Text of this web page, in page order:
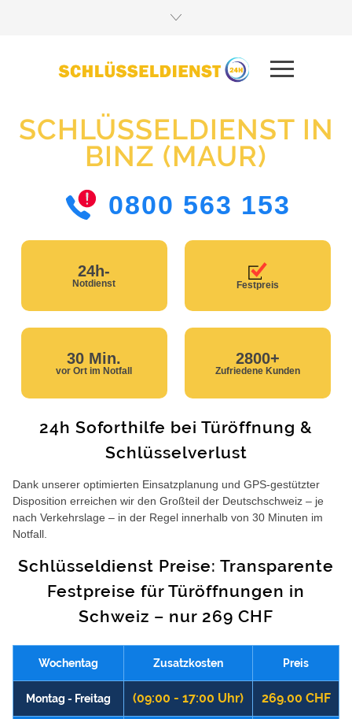
SCHLÜSSELDIENST IN
BINZ (MAUR)
0800 563 153
24h-
Notdienst Festpreis
30 Min.
vor Ort im Notfall
2800+
Zufriedene Kunden
24h Soforthilfe bei Türöffnung &
Schlüsselverlust
Dank unserer optimierten Einsatzplanung und GPS-gestützter
Disposition erreichen wir den Großteil der Deutschschweiz – je
nach Verkehrslage – in der Regel innerhalb von 30 Minuten im
Notfall.
Schlüsseldienst Preise: Transparente
Festpreise für Türöffnungen in
Schweiz – nur 269 CHF
Wochentag Zusatzkosten Preis
Montag - Freitag (09:00 - 17:00 Uhr) 269.00 CHF